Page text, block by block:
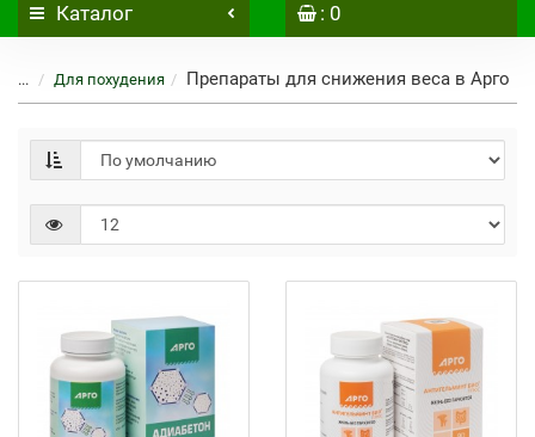
Каталог : 0
... Для похудения Препараты для снижения веса в Арго